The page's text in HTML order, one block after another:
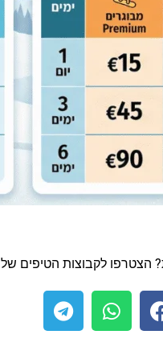
הצטרפו לקבוצות הטיפים
F
a
W
h
T
e